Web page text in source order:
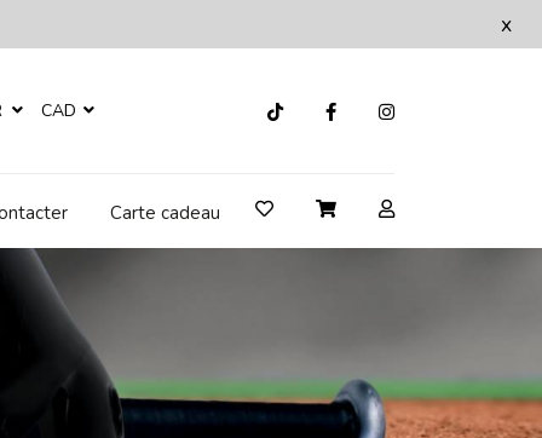
x
CAD
Carte cadeau